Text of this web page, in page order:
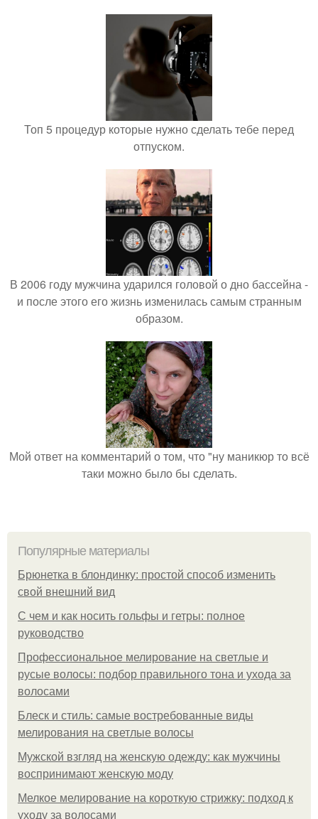
Топ 5 процедур которые нужно сделать тебе перед
отпуском.
В 2006 году мужчина ударился головой о дно бассейна -
и после этого его жизнь изменилась самым странным
образом.
Мой ответ на комментарий о том, что "ну маникюр то всё
таки можно было бы сделать.
Популярные материалы
Брюнетка в блондинку: простой способ изменить
свой внешний вид
С чем и как носить гольфы и гетры: полное
руководство
Профессиональное мелирование на светлые и
русые волосы: подбор правильного тона и ухода за
волосами
Блеск и стиль: самые востребованные виды
мелирования на светлые волосы
Мужской взгляд на женскую одежду: как мужчины
воспринимают женскую моду
Мелкое мелирование на короткую стрижку: подход к
уходу за волосами